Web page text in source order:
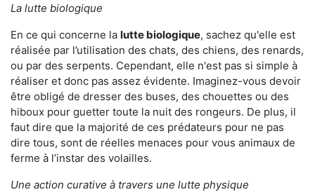
La lutte biologique
En ce qui concerne la lutte biologique, sachez qu'elle est
réalisée par l’utilisation des chats, des chiens, des renards,
ou par des serpents. Cependant, elle n'est pas si simple à
réaliser et donc pas assez évidente. Imaginez-vous devoir
être obligé de dresser des buses, des chouettes ou des
hiboux pour guetter toute la nuit des rongeurs. De plus, il
faut dire que la majorité de ces prédateurs pour ne pas
dire tous, sont de réelles menaces pour vous animaux de
ferme à l’instar des volailles.
Une action curative à travers une lutte physique